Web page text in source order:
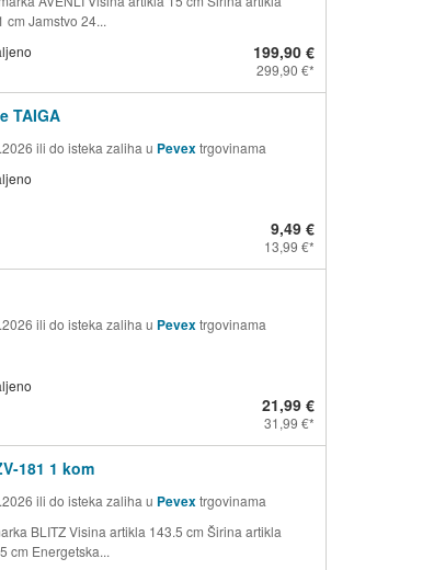
cm Jamstvo 24...
199,90 €
299,90 €
TAIGA
ili do isteka zaliha u Pevextrgovinama
9,49 €
13,99 €
ili do isteka zaliha u Pevextrgovinama
21,99 €
31,99 €
181 1 kom
ili do isteka zaliha u Pevextrgovinama
BLITZ Visina artikla 143.5 cm Širina artikla
cm Energetska...